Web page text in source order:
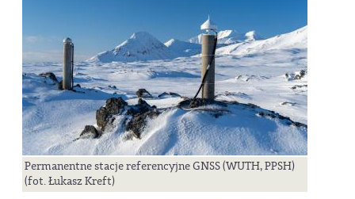
Permanentne stacje referencyjne GNSS (WUTH, PPSH)
(fot. Łukasz Kreft)